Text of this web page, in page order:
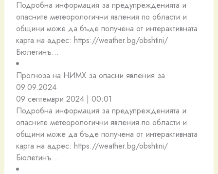
Подробна информация за предупрежденията и
опасните метеорологични явления по области и
общини може да бъде получена от интерактивната
карта на адрес: https://weather.bg/obshtini/
Бюлетинъ…
Прогноза на НИМХ за опасни явления за
09.09.2024
09 септември 2024 | 00:01
Подробна информация за предупрежденията и
опасните метеорологични явления по области и
общини може да бъде получена от интерактивната
карта на адрес: https://weather.bg/obshtini/
Бюлетинъ…